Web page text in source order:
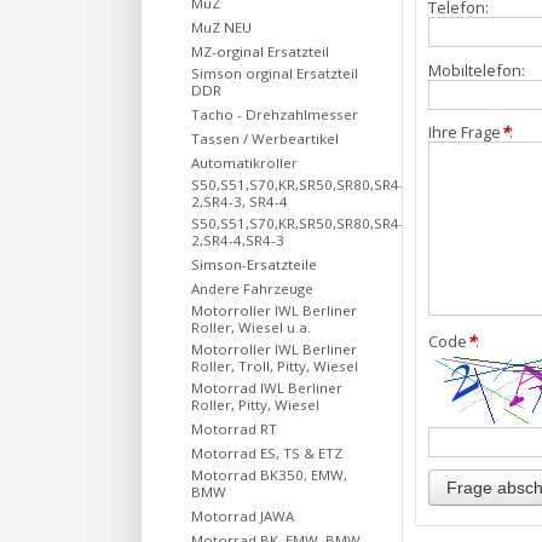
Telefon:
Mobiltelefon:
Ihre Frage*:
Code*:
MuZ NEU
MZ-orginal Ersatzteil
Simson orginal Ersatzteil
DDR
Tacho - Drehzahlmesser
Tassen / Werbeartikel
Automatikroller
S50,S51,S70,KR,SR50,SR80,SR4-
2,SR4-3, SR4-4
S50,S51,S70,KR,SR50,SR80,SR4-
2,SR4-4,SR4-3
Simson-Ersatzteile
Andere Fahrzeuge
Motorroller IWL Berliner
Roller, Wiesel u.a.
Motorroller IWL Berliner
Roller, Troll, Pitty, Wiesel
Motorrad IWL Berliner
Roller, Pitty, Wiesel
Motorrad RT
Motorrad ES, TS & ETZ
Motorrad BK350, EMW,
BMW
Motorrad JAWA